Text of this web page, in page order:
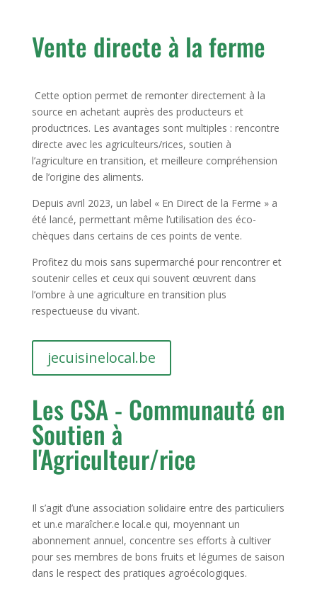
Vente directe à la ferme
Cette option permet de remonter directement à la
source en achetant auprès des producteurs et
productrices. Les avantages sont multiples : rencontre
directe avec les agriculteurs/rices, soutien à
l’agriculture en transition, et meilleure compréhension
de l’origine des aliments.
Depuis avril 2023, un label « En Direct de la Ferme » a
été lancé, permettant même l’utilisation des éco-
chèques dans certains de ces points de vente.
Profitez du mois sans supermarché pour rencontrer et
soutenir celles et ceux qui souvent œuvrent dans
l’ombre à une agriculture en transition plus
respectueuse du vivant.
jecuisinelocal.be
Les CSA - Communauté en
Soutien à
l'Agriculteur/rice
Il s’agit d’une association solidaire entre des particuliers
et un.e maraîcher.e local.e qui, moyennant un
abonnement annuel, concentre ses efforts à cultiver
pour ses membres de bons fruits et légumes de saison
dans le respect des pratiques agroécologiques.